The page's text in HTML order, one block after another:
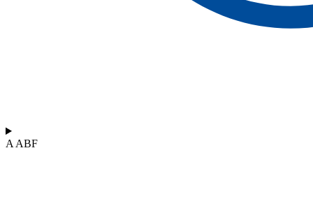
A ABF